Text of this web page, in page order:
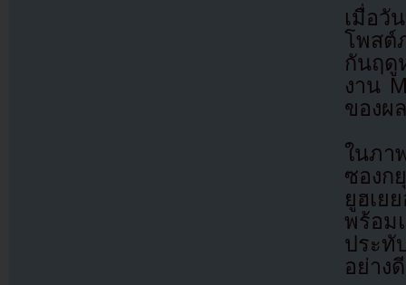
เมื่อวั
โพสต์
กันฤดู
งาน
ของผ
ในภา
ซองก
ยูฮเ
พร้อม
ประทั
อย่างดี